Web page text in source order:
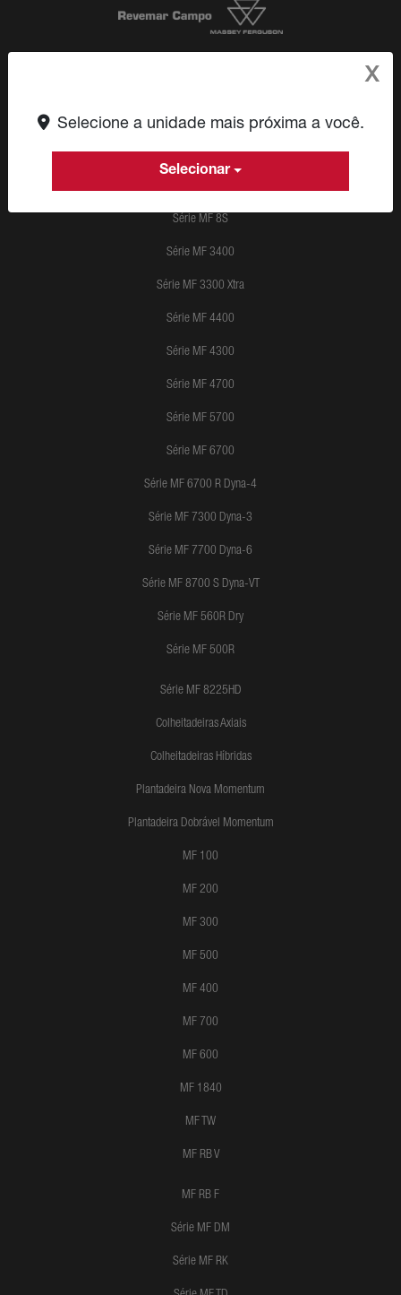
Série MF 8S
Série MF 3400
Série MF 3300 Xtra
Série MF 4400
Série MF 4300
Série MF 4700
Série MF 5700
Série MF 6700
Série MF 6700 R Dyna-4
Série MF 7300 Dyna-3
Série MF 7700 Dyna-6
Série MF 8700 S Dyna-VT
Série MF 560R Dry
Série MF 500R
Série MF 8225HD
Colheitadeiras Axiais
Colheitadeiras Híbridas
Plantadeira Nova Momentum
Plantadeira Dobrável Momentum
MF 100
MF 200
MF 300
MF 500
MF 400
MF 700
MF 600
MF 1840
MF TW
MF RB V
MF RB F
Série MF DM
Série MF RK
X
Selecione a unidade mais próxima a você.
Selecionar